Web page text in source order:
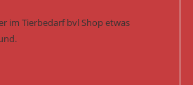
im Tierbedarf bvl Shop etwas